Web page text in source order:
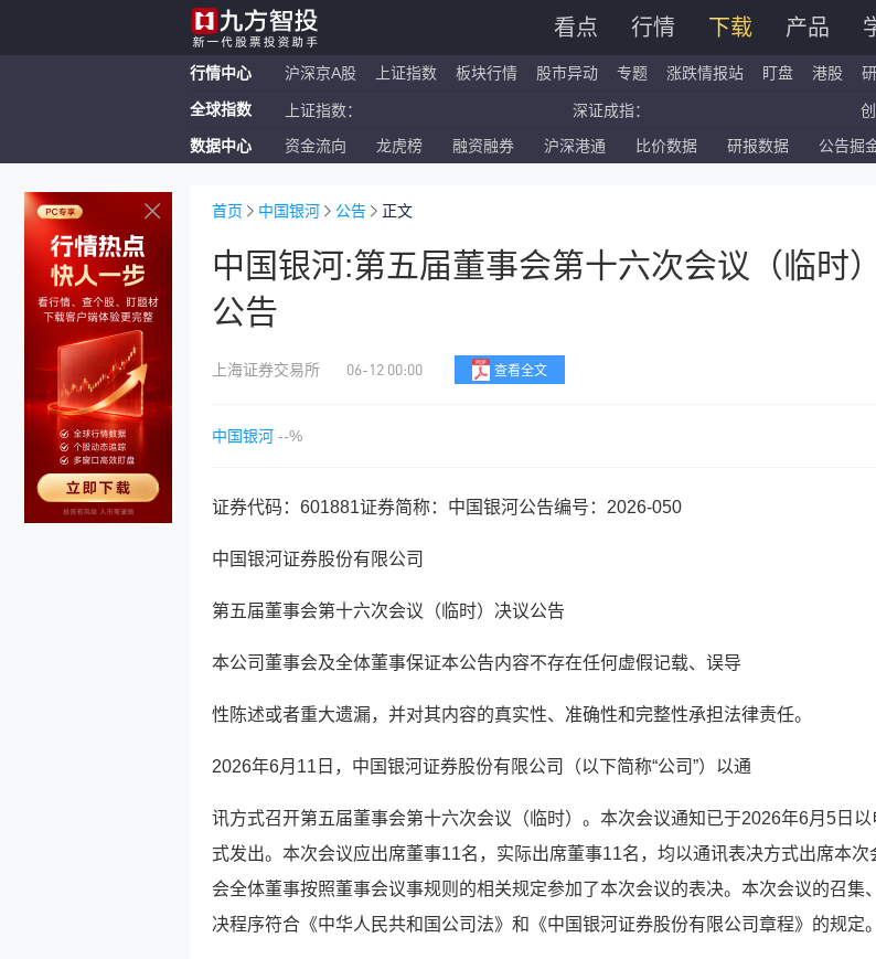
看点 行情 下载 产品
行情中心 沪深京A股 上证指数 板块行情 股市异动 专题 涨跌情报站 盯盘 港股
全球指数 上证指数： 深证成指：
恒生指数： 国企指数：
数据中心 资金流向 龙虎榜 融资融券 沪深港通 比价数据 研报数据 公告掘
首页 中国银河 公告 正文
中国银河:第五届董事会第十六次会议（临时
公告
上海证券交易所 06-12 00:00 查看全文
中国银河 --%
证券代码：601881证券简称：中国银河公告编号：2026-050
中国银河证券股份有限公司
第五届董事会第十六次会议（临时）决议公告
本公司董事会及全体董事保证本公告内容不存在任何虚假记载、误导
性陈述或者重大遗漏，并对其内容的真实性、准确性和完整性承担法律责任。
2026年6月11日，中国银河证券股份有限公司（以下简称“公司”）以通
讯方式召开第五届董事会第十六次会议（临时）。本次会议通知已于2026年6月5日以
式发出。本次会议应出席董事11名，实际出席董事11名，均以通讯表决方式出席本次
会全体董事按照董事会议事规则的相关规定参加了本次会议的表决。本次会议的召集
决程序符合《中华人民共和国公司法》和《中国银河证券股份有限公司章程》的规定。